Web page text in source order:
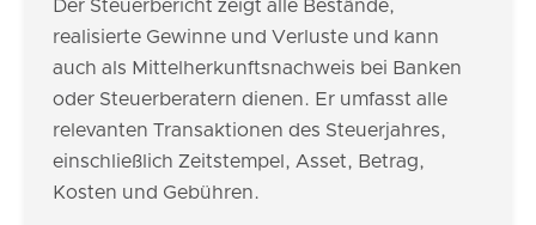
Der Steuerbericht zeigt alle Bestände,
realisierte Gewinne und Verluste und kann
auch als Mittelherkunftsnachweis bei Banken
oder Steuerberatern dienen. Er umfasst alle
relevanten Transaktionen des Steuerjahres,
einschließlich Zeitstempel, Asset, Betrag,
Kosten und Gebühren.